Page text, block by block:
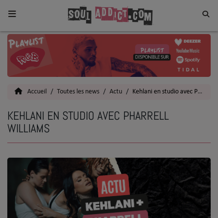
Home
Toutes les News
Actu
Interviews
Talents
Top 5
Accueil Toutes les news Actu Kehlani en studio avec Pharrell Williams
KEHLANI EN STUDIO AVEC PHARRELL
WILLIAMS